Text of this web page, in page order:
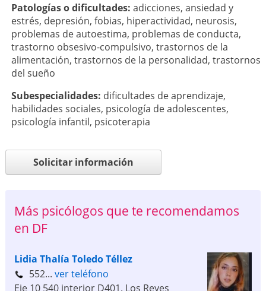
Patologí­as o dificultades: adicciones, ansiedad y
estrés, depresión, fobias, hiperactividad, neurosis,
problemas de autoestima, problemas de conducta,
trastorno obsesivo-compulsivo, trastornos de la
alimentación, trastornos de la personalidad, trastornos
del sueño
Subespecialidades: dificultades de aprendizaje,
habilidades sociales, psicología de adolescentes,
psicología infantil, psicoterapia
Solicitar información
Más psicólogos que te recomendamos
en DF
Lidia Thalía Toledo Téllez
552... ver teléfono
Eje 10 540 interior D401. Los Reyes